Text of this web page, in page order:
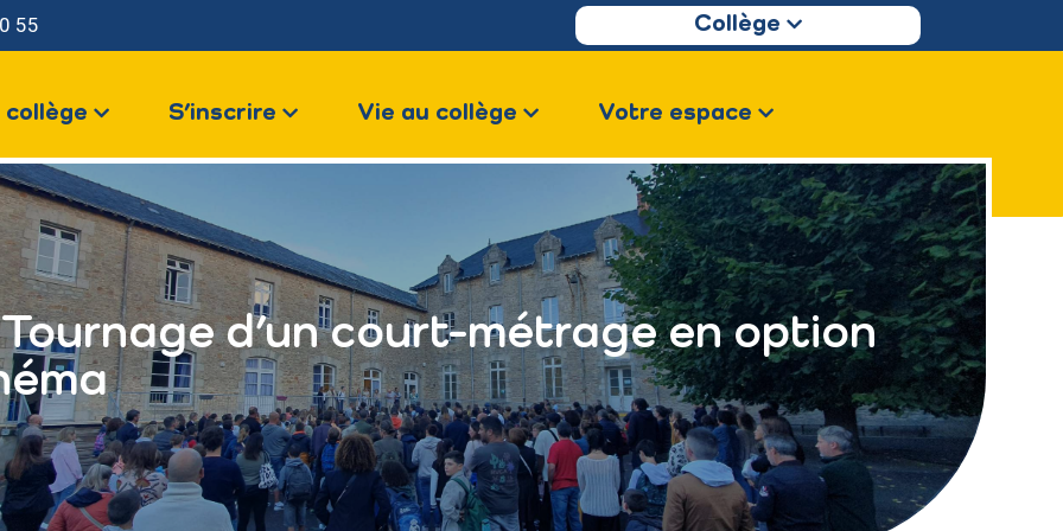
55 Collège
collège S’inscrire Vie au collège Votre espace
contacter
Tournage d’un court-métrage en option
LE COLLÈGE
S’INSCRIRE
VIE AU COLLÈGE
VOTRE ESPACE
NOUS CONTACTER